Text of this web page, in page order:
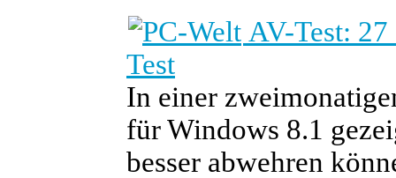
AV-Test:
Test
In einer
für Windows 8.1
besser abwehren